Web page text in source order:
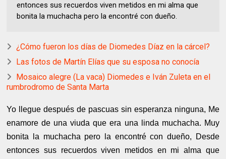
entonces sus recuerdos viven metidos en mi alma que
bonita la muchacha pero la encontré con dueño.
¿Cómo fueron los días de Diomedes Díaz en la cárcel?
Las fotos de Martín Elías que su esposa no conocía
Mosaico alegre (La vaca) Diomedes e Iván Zuleta en el
rumbrodromo de Santa Marta
Yo llegue después de pascuas sin esperanza ninguna, Me
enamore de una viuda que era una linda muchacha. Muy
bonita la muchacha pero la encontré con dueño, Desde
entonces sus recuerdos viven metidos en mi alma que